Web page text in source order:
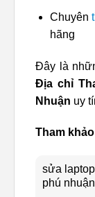
Chuyên
hãng
Đây là
Địa chỉ
Nhuận uy
Tham
sửa
phú nhuận